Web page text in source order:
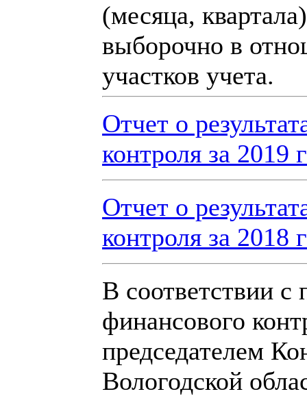
(месяца,
выборочно в
участков учета.
Отчет о
контроля за 2019
Отчет о
контроля за 2018
В соответствии с
финансового
председателем
Вологодской